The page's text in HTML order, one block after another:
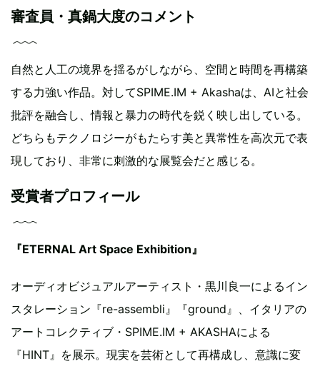
審査員・真鍋大度のコメント
自然と人工の境界を揺るがしながら、空間と時間を再構築
する力強い作品。対してSPIME.IM + Akashaは、AIと社会
批評を融合し、情報と暴力の時代を鋭く映し出している。
どちらもテクノロジーがもたらす美と異常性を高次元で表
現しており、非常に刺激的な展覧会だと感じる。
受賞者プロフィール
『ETERNAL Art Space Exhibition』
オーディオビジュアルアーティスト・黒川良一によるイン
スタレーション『re-assembli』『ground』、イタリアの
アートコレクティブ・SPIME.IM + AKASHAによる
『HINT』を展示。現実を芸術として再構成し、意識に変